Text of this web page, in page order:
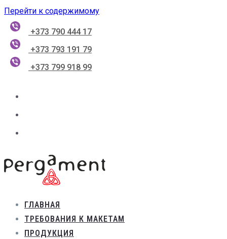
Перейти к содержимому
+373 790 444 17
+373 793 191 79
+373 799 918 99
ГЛАВНАЯ
ТРЕБОВАНИЯ К МАКЕТАМ
ПРОДУКЦИЯ